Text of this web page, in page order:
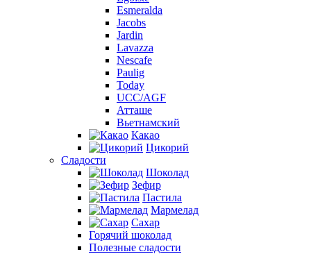
Esmeralda
Jacobs
Jardin
Lavazza
Nescafe
Paulig
Today
UCC/AGF
Атташе
Вьетнамский
Какао
Цикорий
Сладости
Шоколад
Зефир
Пастила
Мармелад
Сахар
Горячий шоколад
Полезные сладости